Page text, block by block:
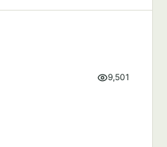
9,501